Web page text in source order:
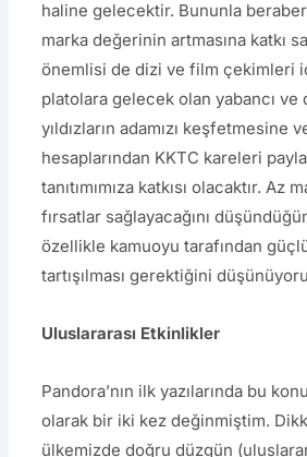
haline gelecektir. Bununla beraber
marka değerinin artmasına katkı
önemlisi de dizi ve film çekimleri
platolara gelecek olan yabancı ve
yıldızların adamızı keşfetmesine
hesaplarından KKTC kareleri
tanıtımımıza katkısı olacaktır. Az
fırsatlar sağlayacağını
özellikle kamuoyu tarafından
tartışılması gerektiğini
Uluslararası Etkinlikler
Pandora’nın ilk yazılarında bu
olarak bir iki kez değinmiştim.
ülkemizde doğru düzgün